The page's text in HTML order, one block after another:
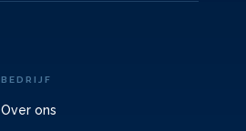
BEDRIJF
Over ons